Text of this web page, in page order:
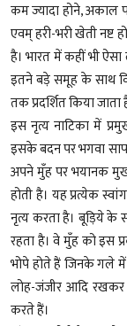
कम ज्यादा होने,
एवम् हरी-भरी खेती नष्ट
है। भारत में कहीं भी
इतने बड़े समूह के साथ
तक प्रदर्शित किया जाता
इस नृत्य नाटिका में
इसके बदन पर भगवा
अपने मुँह पर भयानक
होती है। यह प्रत्येक
नृत्य करता है। बूड़िये के
रहता है। वे मुँह को इस
भोपे होते हैं जिनके गले
लोह-जंजीर आदि रखकर
करते हैं।